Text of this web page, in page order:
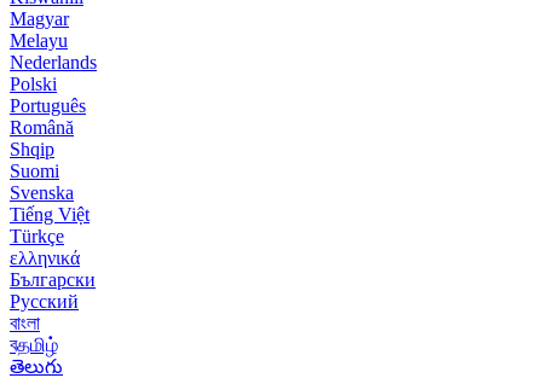
Magyar
Melayu
Nederlands
Polski
Português
Română
Shqip
Suomi
Svenska
Tiếng Việt
Türkçe
ελληνικά
Български
Русский
বাংলা
বதமிழ்
తెలుగు